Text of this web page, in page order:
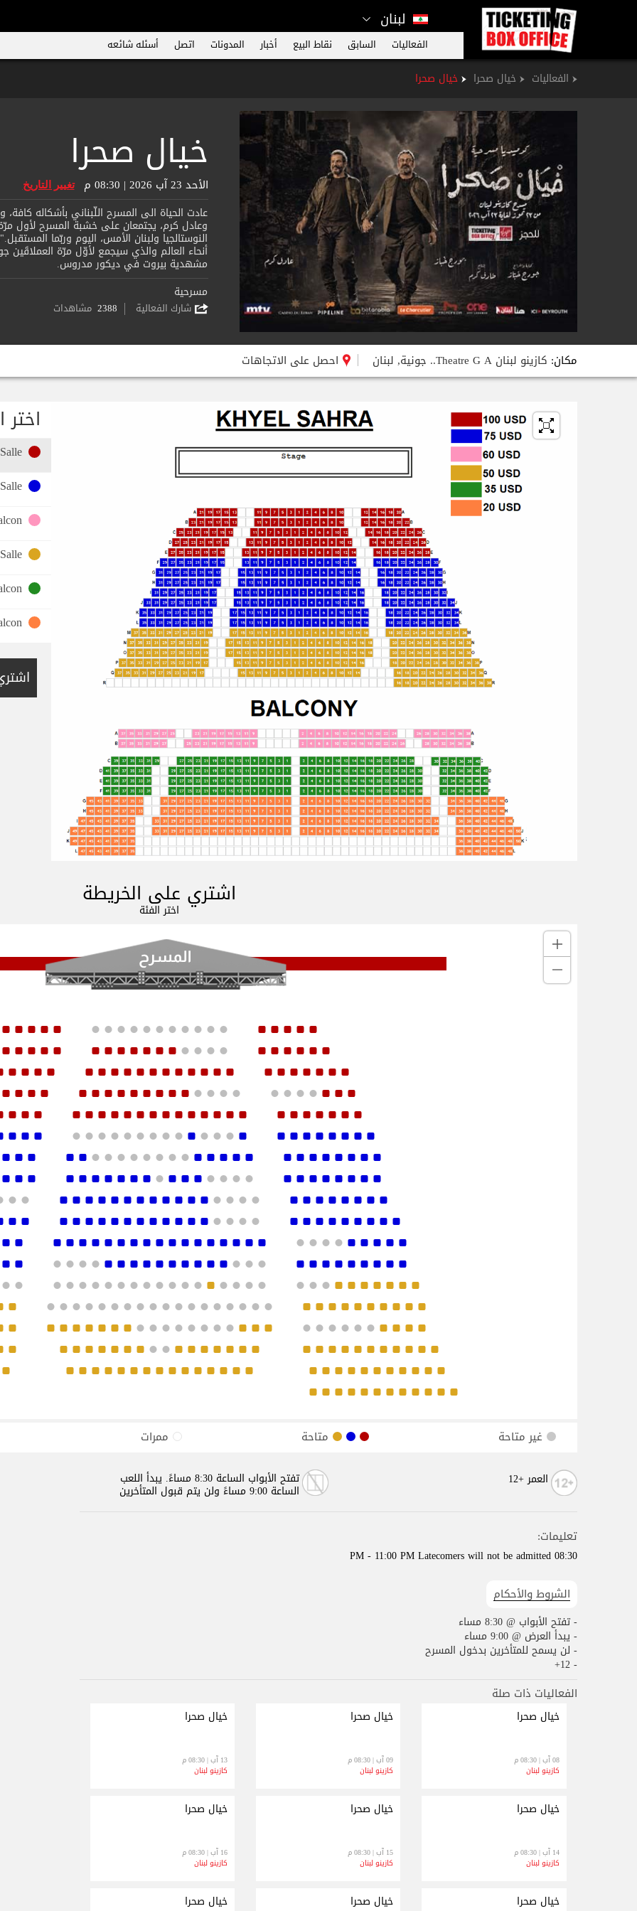
لبنان
الفعاليات السابق نقاط البيع أخبار المدونات اتصل أسئله شائعه
الفعاليات خيال صحرا خيال صحرا
خيال صحرا
الأحد 23 آب 2026 | 08:30 م تغيير التاريخ
عادت الحياة الى المسرح اللّبناني بأشكاله كافة،
وعادل كرم، يجتمعان على خشبة المسرح لأول
النوستالجيا ولبنان الأمس، اليوم وربّما
مشهدية بيروت في ديكور مدروس.
مسرحية
شارك الفعالية 2388 مشاهدات
مكان: كازينو لبنان Theatre G A.. جونية, لبنان احصل على الاتجاهات
اختر
Salle
Salle
Salle
اشتري على الخريطة
اختر الفئة
غير متاحة متاحة ممرات
العمر +12 تفتح الأبواب الساعة 8:30 مساءً. يبدأ اللعب
الساعة 9:00 مساءً ولن يتم قبول المتأخرين
تعليمات:
08:30 PM - 11:00 PM Latecomers will not be admitted
الشروط والأحكام
- تفتح الأبواب @ 8:30 مساء
- يبدأ العرض @ 9:00 مساء
- لن يسمح للمتأخرين بدخول المسرح
- 12+
الفعاليات ذات صلة
خيال صحرا
08 آب | 08:30 م
كازينو لبنان
خيال صحرا
09 آب | 08:30 م
كازينو لبنان
خيال صحرا
13 آب | 08:30 م
كازينو لبنان
خيال صحرا
14 آب | 08:30 م
كازينو لبنان
خيال صحرا
15 آب | 08:30 م
كازينو لبنان
خيال صحرا
16 آب | 08:30 م
كازينو لبنان
خيال صحرا خيال صحرا خيال صحرا